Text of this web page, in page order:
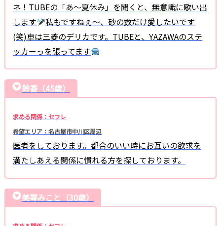
ネ！TUBEの「あ〜夏休み」を聞くと、無意識に歌い出
します
私もですねぇ〜、砂の数だけ愛したいです
(笑)車は三菱のデリカです。TUBEと、YAZAWAのステ
ッカーっを張ってます
鈴香（45歳）
求める関係：セフレ
希望エリア：名古屋市中川区周辺
医者をしております。都合のいい時にお互いの欲求を
満たしあえる関係に慣れる方を探しております。
美琴みこと（30歳）